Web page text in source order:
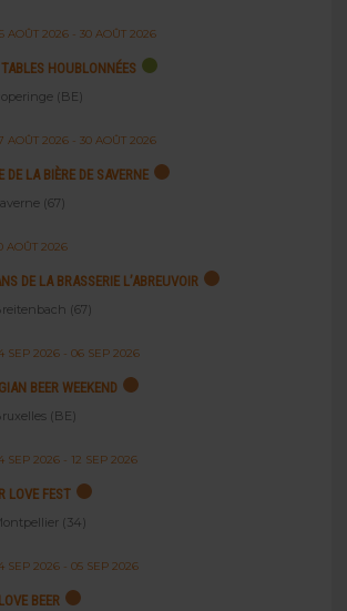
AOÛT 2026- 30 AOÛT 2026
HOUBLONNÉES
(BE)
AOÛT 2026- 30 AOÛT 2026
DE LA BIÈRE DE SAVERNE
(67)
AOÛT 2026
DE LA BRASSERIE L’ABREUVOIR
(67)
SEP 2026- 06 SEP 2026
BEER WEEKEND
(BE)
SEP 2026- 12 SEP 2026
LOVE FEST
(34)
SEP 2026- 05 SEP 2026
BEER